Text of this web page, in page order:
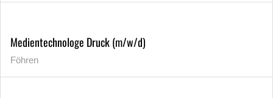
Medientechnologe Druck (m/w/d)
Föhren